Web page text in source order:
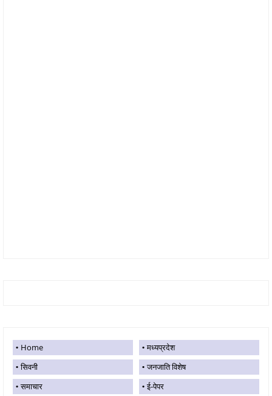
Home
मध्यप्रदेश
सिवनी
जनजाति विशेष
समाचार
ई-पेपर